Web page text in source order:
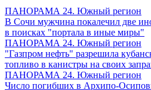
ПАНОРАМА 24. Южный регион
В Сочи мужчина покалечил две
в поисках "портала в иные миры"
ПАНОРАМА 24. Южный регион
"Газпром нефть" разрешила
топливо в канистры на своих
ПАНОРАМА 24. Южный регион
Число погибших в Архипо-